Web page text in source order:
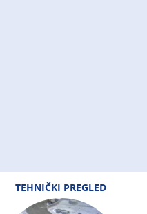
TEHNIČKI PREGLED